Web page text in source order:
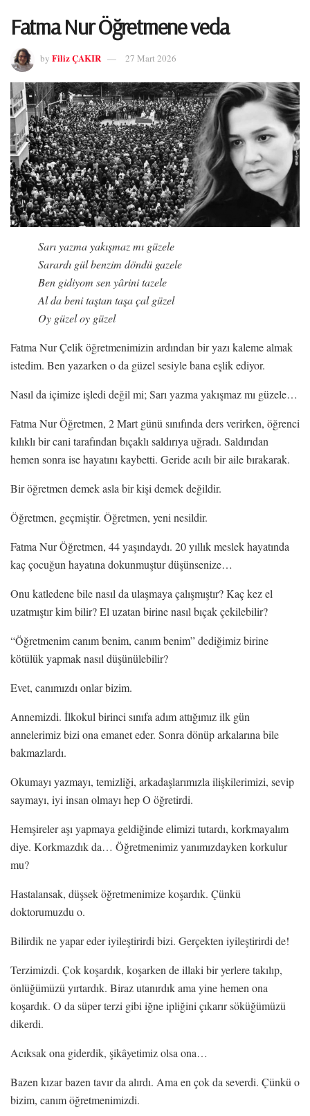
Fatma Nur Öğretmene veda
by Filiz ÇAKIR 27 Mart 2026
Sarı yazma yakışmaz mı güzele
Sarardı gül benzim döndü gazele
Ben gidiyom sen yârini tazele
Al da beni taştan taşa çal güzel
Oy güzel oy güzel
Fatma Nur Çelik öğretmenimizin ardından bir yazı kaleme almak
istedim. Ben yazarken o da güzel sesiyle bana eşlik ediyor.
Nasıl da içimize işledi değil mi; Sarı yazma yakışmaz mı güzele…
Fatma Nur Öğretmen, 2 Mart günü sınıfında ders verirken, öğrenci
kılıklı bir cani tarafından bıçaklı saldırıya uğradı. Saldırıdan
hemen sonra ise hayatını kaybetti. Geride acılı bir aile bırakarak.
Bir öğretmen demek asla bir kişi demek değildir.
Öğretmen, geçmiştir. Öğretmen, yeni nesildir.
Fatma Nur Öğretmen, 44 yaşındaydı. 20 yıllık meslek hayatında
kaç çocuğun hayatına dokunmuştur düşünsenize…
Onu katledene bile nasıl da ulaşmaya çalışmıştır? Kaç kez el
uzatmıştır kim bilir? El uzatan birine nasıl bıçak çekilebilir?
“Öğretmenim canım benim, canım benim” dediğimiz birine
kötülük yapmak nasıl düşünülebilir?
Evet, canımızdı onlar bizim.
Annemizdi. İlkokul birinci sınıfa adım attığımız ilk gün
annelerimiz bizi ona emanet eder. Sonra dönüp arkalarına bile
bakmazlardı.
Okumayı yazmayı, temizliği, arkadaşlarımızla ilişkilerimizi, sevip
saymayı, iyi insan olmayı hep O öğretirdi.
Hemşireler aşı yapmaya geldiğinde elimizi tutardı, korkmayalım
diye. Korkmazdık da… Öğretmenimiz yanımızdayken korkulur
mu?
Hastalansak, düşsek öğretmenimize koşardık. Çünkü
doktorumuzdu o.
Bilirdik ne yapar eder iyileştirirdi bizi. Gerçekten iyileştirirdi de!
Terzimizdi. Çok koşardık, koşarken de illaki bir yerlere takılıp,
önlüğümüzü yırtardık. Biraz utanırdık ama yine hemen ona
koşardık. O da süper terzi gibi iğne ipliğini çıkarır söküğümüzü
dikerdi.
Acıksak ona giderdik, şikâyetimiz olsa ona…
Bazen kızar bazen tavır da alırdı. Ama en çok da severdi. Çünkü o
bizim, canım öğretmenimizdi.